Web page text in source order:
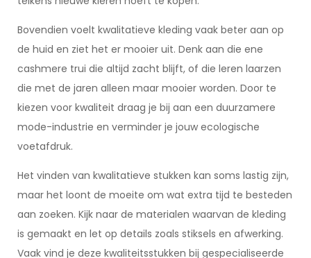
Bovendien voelt kwalitatieve kleding vaak beter aan op
de huid en ziet het er mooier uit. Denk aan die ene
cashmere trui die altijd zacht blijft, of die leren laarzen
die met de jaren alleen maar mooier worden. Door te
kiezen voor kwaliteit draag je bij aan een duurzamere
mode-industrie en verminder je jouw ecologische
voetafdruk.
Het vinden van kwalitatieve stukken kan soms lastig zijn,
maar het loont de moeite om wat extra tijd te besteden
aan zoeken. Kijk naar de materialen waarvan de kleding
is gemaakt en let op details zoals stiksels en afwerking.
Vaak vind je deze kwaliteitsstukken bij gespecialiseerde